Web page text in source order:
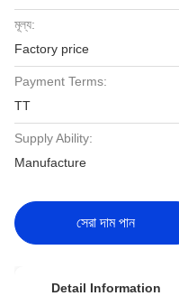
মূল্য:
Factory price
Payment Terms:
TT
Supply Ability:
Manufacture
সেরা দাম পান
Detail Information